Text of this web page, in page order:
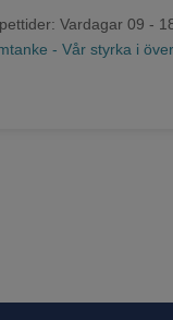
Vardagar 09 -
- Vår styrka i